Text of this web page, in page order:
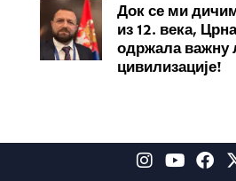
Док се ми
из 12. века,
одржала важну
цивилизације!